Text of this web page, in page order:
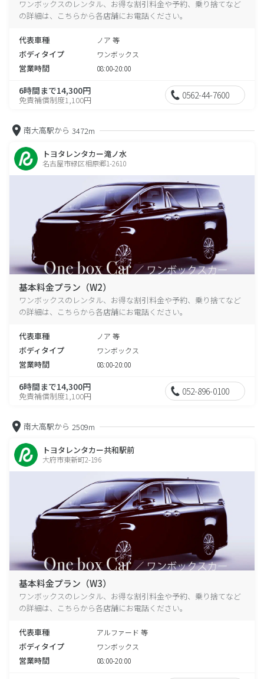
ワンボックスのレンタル、お得な割引料金や予約、乗り捨てなど
の詳細は、こちらから各店舗にお電話ください。
代表車種 ノア 等
ボディタイプ ワンボックス
営業時間 08:00-20:00
6時間まで14,300円
免責補償制度1,100円 0562-44-7600
南大高駅から 3472m
トヨタレンタカー滝ノ水
名古屋市緑区相原郷1-2610
基本料金プラン（W2）
ワンボックスのレンタル、お得な割引料金や予約、乗り捨てなど
の詳細は、こちらから各店舗にお電話ください。
代表車種 ノア 等
ボディタイプ ワンボックス
営業時間 08:00-20:00
6時間まで14,300円
免責補償制度1,100円 052-896-0100
南大高駅から 2509m
トヨタレンタカー共和駅前
大府市東新町2-196
基本料金プラン（W3）
ワンボックスのレンタル、お得な割引料金や予約、乗り捨てなど
の詳細は、こちらから各店舗にお電話ください。
代表車種 アルファード 等
ボディタイプ ワンボックス
営業時間 08:00-20:00